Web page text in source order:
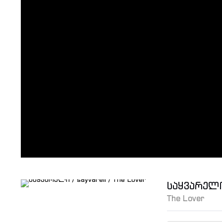
The Lover